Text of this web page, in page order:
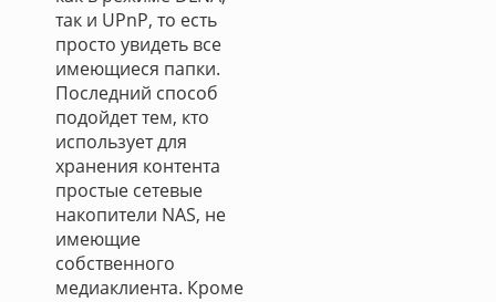
так и UPnP, то есть
просто увидеть все
имеющиеся папки.
Последний способ
подойдет тем, кто
использует для
хранения контента
простые сетевые
накопители NAS, не
имеющие
собственного
медиаклиента. Кроме